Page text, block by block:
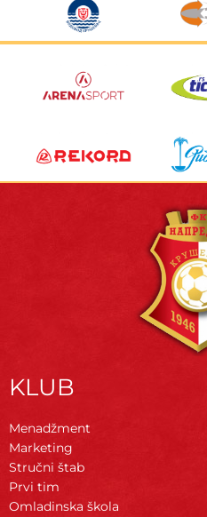
KLUB
Menadžment
Marketing
Stručni štab
Prvi tim
Omladinska škola